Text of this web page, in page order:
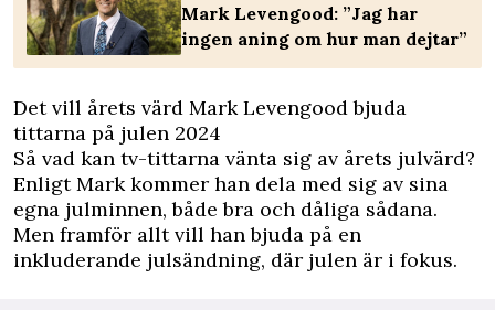
Mark Levengood: ”Jag har
ingen aning om hur man dejtar”
Det vill årets värd Mark Levengood bjuda
tittarna på julen 2024
Så vad kan tv-tittarna vänta sig av årets julvärd?
Enligt Mark kommer han dela med sig av sina
egna julminnen, både bra och dåliga sådana.
Men framför allt vill han bjuda på en
inkluderande julsändning, där julen är i fokus.